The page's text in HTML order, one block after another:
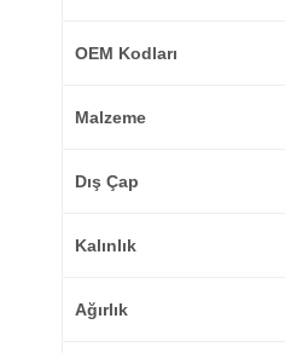
OEM Kodları
Malzeme
Dış Çap
Kalınlık
Ağırlık